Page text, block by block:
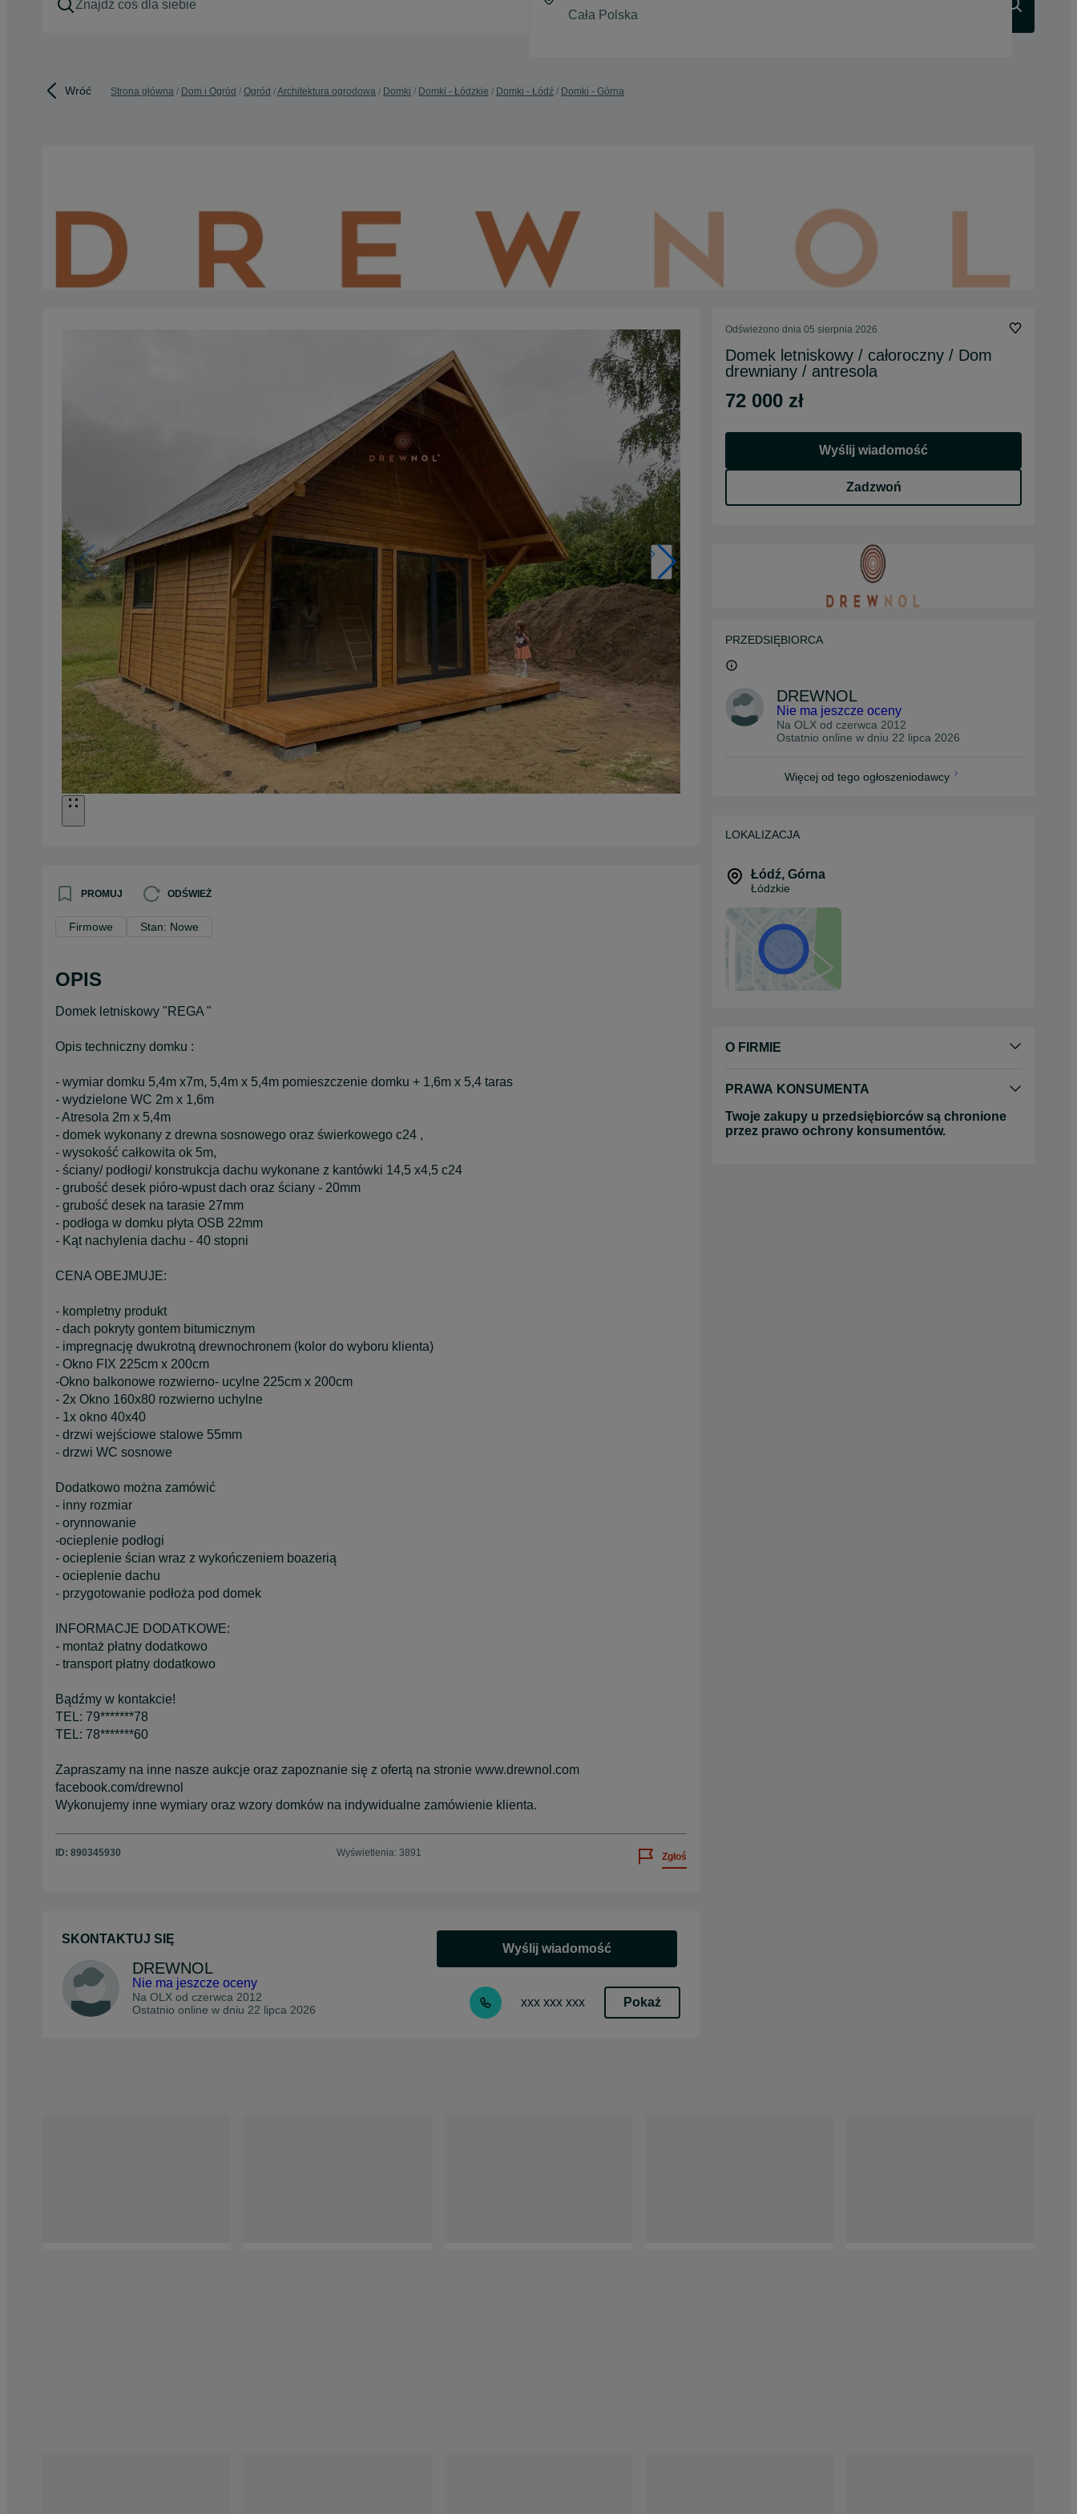
Wróć Strona główna Dom i Ogród Ogród Architektura ogrodowa Domki Domki - Łódzkie Domki - Łódź Domki - Górna
PROMUJ ODŚWIEŻ
Firmowe Stan: Nowe
OPIS
Domek letniskowy "REGA "
Opis techniczny domku :
- wymiar domku 5,4m x7m, 5,4m x 5,4m pomieszczenie domku + 1,6m x 5,4 taras
- wydzielone WC 2m x 1,6m
- Atresola 2m x 5,4m
- domek wykonany z drewna sosnowego oraz świerkowego c24 ,
- wysokość całkowita ok 5m,
- ściany/ podłogi/ konstrukcja dachu wykonane z kantówki 14,5 x4,5 c24
- grubość desek pióro-wpust dach oraz ściany - 20mm
- grubość desek na tarasie 27mm
- podłoga w domku płyta OSB 22mm
- Kąt nachylenia dachu - 40 stopni
CENA OBEJMUJE:
- kompletny produkt
- dach pokryty gontem bitumicznym
- impregnację dwukrotną drewnochronem (kolor do wyboru klienta)
- Okno FIX 225cm x 200cm
-Okno balkonowe rozwierno- ucylne 225cm x 200cm
- 2x Okno 160x80 rozwierno uchylne
- 1x okno 40x40
- drzwi wejściowe stalowe 55mm
- drzwi WC sosnowe
Dodatkowo można zamówić
- inny rozmiar
- orynnowanie
-ocieplenie podłogi
- ocieplenie ścian wraz z wykończeniem boazerią
- ocieplenie dachu
- przygotowanie podłoża pod domek
INFORMACJE DODATKOWE:
- montaż płatny dodatkowo
- transport płatny dodatkowo
Bądźmy w kontakcie!
TEL: 79*******78
TEL: 78*******60
Zapraszamy na inne nasze aukcje oraz zapoznanie się z ofertą na stronie www.drewnol.com
facebook.com/drewnol
Wykonujemy inne wymiary oraz wzory domków na indywidualne zamówienie klienta.
ID: 890345930 Wyświetlenia: 3891 Zgłoś
SKONTAKTUJ SIĘ
DREWNOL
Nie ma jeszcze oceny
Na OLX od czerwca 2012
Ostatnio online w dniu 22 lipca 2026
Wyślij wiadomość
xxx xxx xxx Pokaż
Odświeżono dnia 05 sierpnia 2026
Domek letniskowy / całoroczny / Dom
drewniany / antresola
72 000 zł
Wyślij wiadomość
Zadzwoń
PRZEDSIĘBIORCA
DREWNOL
Nie ma jeszcze oceny
Na OLX od czerwca 2012
Ostatnio online w dniu 22 lipca 2026
Więcej od tego ogłoszeniodawcy
LOKALIZACJA
Łódź, Górna
Łódzkie
O FIRMIE
PRAWA KONSUMENTA
Twoje zakupy u przedsiębiorców są chronione
przez prawo ochrony konsumentów.